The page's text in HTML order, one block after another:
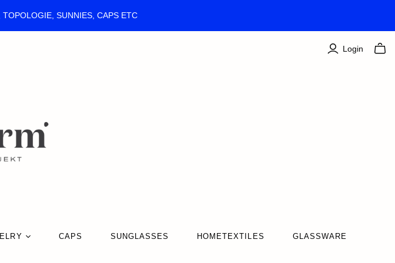
SUNNIES, CAPS ETC
Login
CAPS SUNGLASSES HOMETEXTILES GLASSWARE